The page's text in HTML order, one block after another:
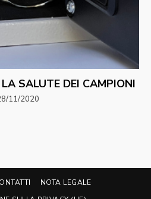
SALUTE DEI CAMPIONI
11/2020
NOTA LEGALE